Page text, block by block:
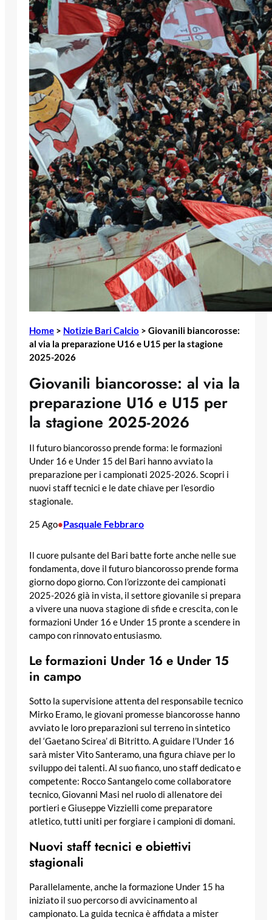
Home > Notizie Bari Calcio > Giovanili biancorosse:
al via la preparazione U16 e U15 per la stagione
2025-2026
Giovanili biancorosse: al via la
preparazione U16 e U15 per
la stagione 2025-2026
Il futuro biancorosso prende forma: le formazioni
Under 16 e Under 15 del Bari hanno avviato la
preparazione per i campionati 2025-2026. Scopri i
nuovi staff tecnici e le date chiave per l’esordio
stagionale.
25 Ago•Pasquale Febbraro
Il cuore pulsante del Bari batte forte anche nelle sue
fondamenta, dove il futuro biancorosso prende forma
giorno dopo giorno. Con l’orizzonte dei campionati
2025-2026 già in vista, il settore giovanile si prepara
a vivere una nuova stagione di sfide e crescita, con le
formazioni Under 16 e Under 15 pronte a scendere in
campo con rinnovato entusiasmo.
Le formazioni Under 16 e Under 15
in campo
Sotto la supervisione attenta del responsabile tecnico
Mirko Eramo, le giovani promesse biancorosse hanno
avviato le loro preparazioni sul terreno in sintetico
del ‘Gaetano Scirea’ di Bitritto. A guidare l’Under 16
sarà mister Vito Santeramo, una figura chiave per lo
sviluppo dei talenti. Al suo fianco, uno staff dedicato e
competente: Rocco Santangelo come collaboratore
tecnico, Giovanni Masi nel ruolo di allenatore dei
portieri e Giuseppe Vizzielli come preparatore
atletico, tutti uniti per forgiare i campioni di domani.
Nuovi staff tecnici e obiettivi
stagionali
Parallelamente, anche la formazione Under 15 ha
iniziato il suo percorso di avvicinamento al
campionato. La guida tecnica è affidata a mister